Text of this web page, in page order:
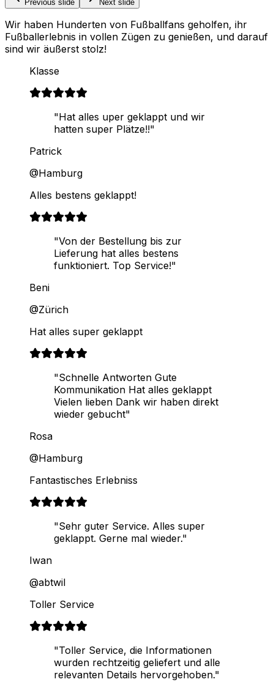
Previous slide Next slide
Wir haben Hunderten von Fußballfans geholfen, ihr
Fußballerlebnis in vollen Zügen zu genießen, und darauf
sind wir äußerst stolz!
Klasse
"Hat alles uper geklappt und wir
hatten super Plätze!!"
Patrick
@Hamburg
Alles bestens geklappt!
"Von der Bestellung bis zur
Lieferung hat alles bestens
funktioniert. Top Service!"
Beni
@Zürich
Hat alles super geklappt
"Schnelle Antworten Gute
Kommunikation Hat alles geklappt
Vielen lieben Dank wir haben direkt
wieder gebucht"
Rosa
@Hamburg
Fantastisches Erlebniss
"Sehr guter Service. Alles super
geklappt. Gerne mal wieder."
Iwan
@abtwil
Toller Service
"Toller Service, die Informationen
wurden rechtzeitig geliefert und alle
relevanten Details hervorgehoben."